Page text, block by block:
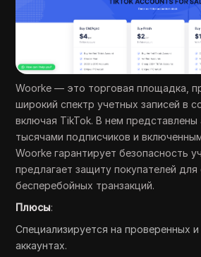
Woorke — это торговая площадка,
широкий спектр учетных записей в
включая TikTok. В нем представлены
тысячами подписчиков и
Woorke гарантирует безопасность
предлагает защиту покупателей для
бесперебойных транзакций.
Плюсы:
Специализируется на проверенных и
аккаунтах.